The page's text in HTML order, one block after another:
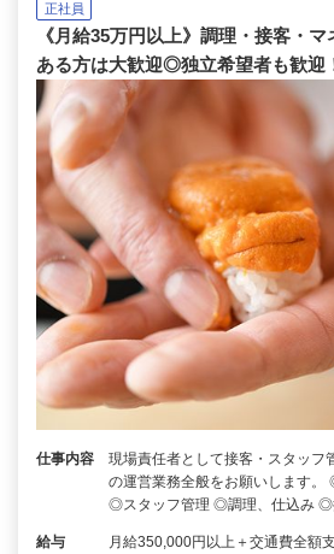
正社員
《月給35万円以上》調理・接客・
ある方は大歓迎◎独立希望者も歓迎
仕事内容
現場責任者として接客・スタッフ
の運営業務全般をお願いします
◎スタッフ管理 ◎調理、仕込み
給与 月給350,000円以上＋交通費全額